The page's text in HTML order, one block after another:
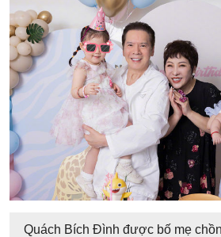
Quách Bích Đình được bố mẹ